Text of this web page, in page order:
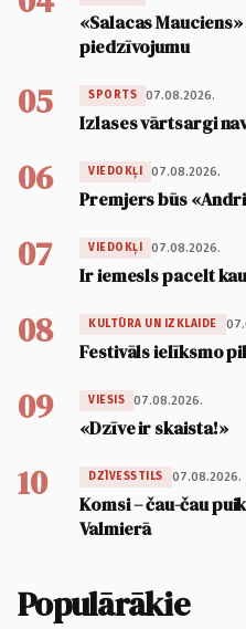
«Salacas
piedzīvojumu
05 SPORTS 07.08.2026.
Izlases vārtsargi
06 VIEDOKĻI 07.08.2026.
Premjers būs
07 VIEDOKĻI 07.08.2026.
Ir iemesls pacelt
08 KULTŪRA UN IZKLAIDE
Festivāls ielīksmo
09 VIESIS 07.08.2026.
«Dzīve ir skaista!»
10 DZĪVESSTILS 07.08.2026.
Komsi – čau-čau
Valmierā
Populārākie